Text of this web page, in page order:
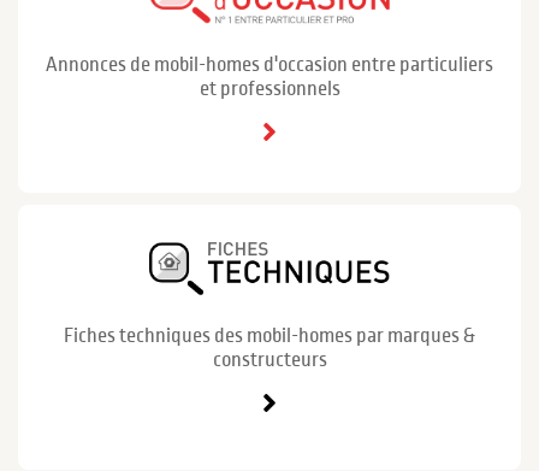
Annonces de mobil-homes d'occasion entre particuliers
et professionnels
Fiches techniques des mobil-homes par marques &
constructeurs